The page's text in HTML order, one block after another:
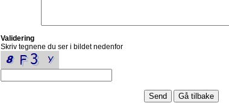
Validering
Skriv tegnene du ser i bildet nedenfor